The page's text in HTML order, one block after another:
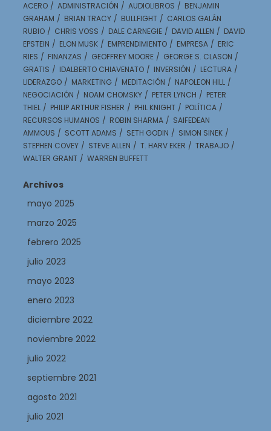
ACERO ADMINISTRACIÓN AUDIOLIBROS
BENJAMIN
GRAHAM
BRIAN TRACY BULLFIGHT
CARLOS GALÁN
RUBIO
CHRIS VOSS DALE CARNEGIE DAVID ALLEN
DAVID
EPSTEIN
ELON MUSK EMPRENDIMIENTO EMPRESA
ERIC
RIES
FINANZAS GEOFFREY MOORE
GEORGE S. CLASON
GRATIS
IDALBERTO CHIAVENATO INVERSIÓN
LECTURA
LIDERAZGO
MARKETING MEDITACIÓN
NAPOLEON HILL
NEGOCIACIÓN
NOAM CHOMSKY PETER LYNCH
PETER
THIEL
PHILIP ARTHUR FISHER PHIL KNIGHT
POLÍTICA
RECURSOS HUMANOS
ROBIN SHARMA
SAIFEDEAN
AMMOUS
SCOTT ADAMS SETH GODIN
SIMON SINEK
STEPHEN COVEY
STEVE ALLEN T. HARV EKER
TRABAJO
WALTER GRANT
WARREN BUFFETT
Archivos
mayo 2025
marzo 2025
febrero 2025
julio 2023
mayo 2023
enero 2023
diciembre 2022
noviembre 2022
julio 2022
septiembre 2021
agosto 2021
julio 2021